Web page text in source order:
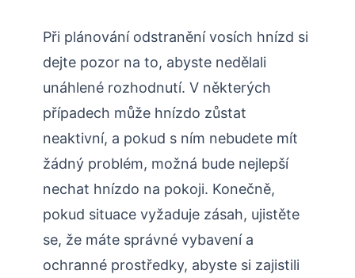
Při plánování odstranění vosích hnízd si
dejte pozor na to, abyste nedělali
unáhlené rozhodnutí. V některých
případech může hnízdo zůstat
neaktivní, a pokud s ním nebudete mít
‌žádný ​problém, možná bude nejlepší
nechat hnízdo na pokoji. Konečně,
pokud situace vyžaduje zásah, ujistěte
se, že máte správné vybavení a
ochranné prostředky, abyste si zajistili